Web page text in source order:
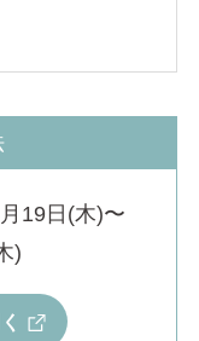
19日(木)〜
)